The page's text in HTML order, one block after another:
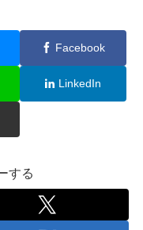
Facebook
LinkedIn
する